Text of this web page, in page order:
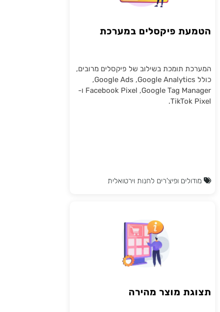
הטמעת פיקסלים במערכת
המערכת תומכת בשילוב של פיקסלים מרובים,
כולל Google Analytics, ‏Google Ads,
‏Google Tag Manager, ‏Facebook Pixel ו-
TikTok Pixel.
מודולים ופיצ'רים לחנות וירטואלית
תצוגת מוצר מהירה